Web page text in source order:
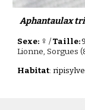
Aphantaulax
Sexe: ♀ /Taille:
Lionne, Sorgues
Habitat:ripisylve